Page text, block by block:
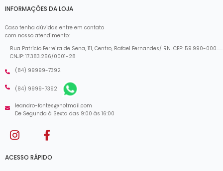
INFORMAÇÕES DA LOJA
Caso tenha dúvidas entre em contato
com nosso atendimento:
Rua Patrício Ferreira de Sena, 111, Centro, Rafael Fernandes/ RN. CEP: 59.990-000......
CNJP: 17.383.256/0001-28
(84) 99999-7392
(84) 9999-7392
leandro-fontes@hotmail.com
De Segunda à Sexta das 9:00 às 16:00
ACESSO RÁPIDO